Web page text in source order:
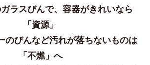
ラスびんで、容器がきれいなら
「資源」
のびんなど汚れが落ちないものは
「不燃」へ